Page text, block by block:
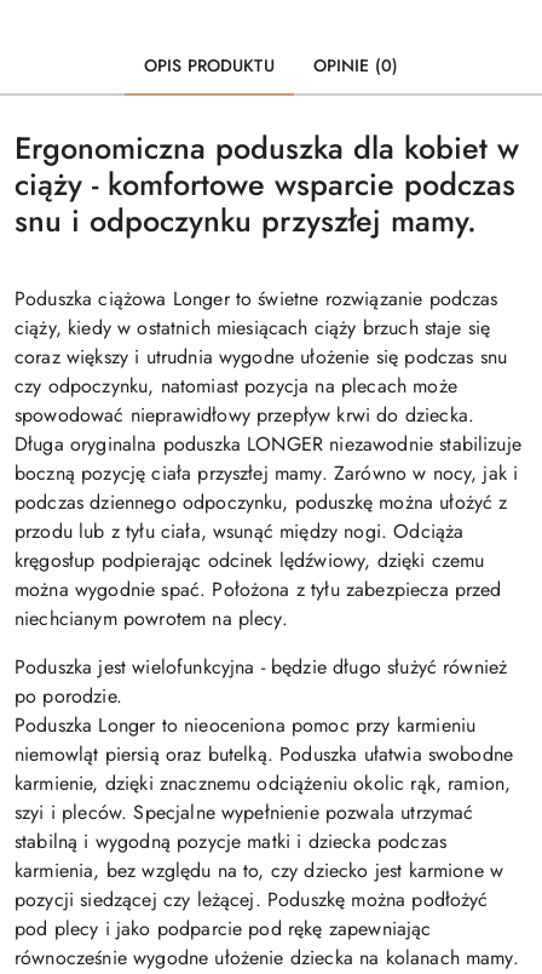
OPIS PRODUKTU OPINIE (0)
Ergonomiczna poduszka dla kobiet w
ciąży - komfortowe wsparcie podczas
snu i odpoczynku przyszłej mamy.
Poduszka ciążowa Longer to świetne rozwiązanie podczas
ciąży, kiedy w ostatnich miesiącach ciąży brzuch staje się
coraz większy i utrudnia wygodne ułożenie się podczas snu
czy odpoczynku, natomiast pozycja na plecach może
spowodować nieprawidłowy przepływ krwi do dziecka.
Długa oryginalna poduszka LONGER niezawodnie stabilizuje
boczną pozycję ciała przyszłej mamy. Zarówno w nocy, jak i
podczas dziennego odpoczynku, poduszkę można ułożyć z
przodu lub z tyłu ciała, wsunąć między nogi. Odciąża
kręgosłup podpierając odcinek lędźwiowy, dzięki czemu
można wygodnie spać. Położona z tyłu zabezpiecza przed
niechcianym powrotem na plecy.
Poduszka jest wielofunkcyjna - będzie długo służyć również
po porodzie.
Poduszka Longer to nieoceniona pomoc przy karmieniu
niemowląt piersią oraz butelką. Poduszka ułatwia swobodne
karmienie, dzięki znacznemu odciążeniu okolic rąk, ramion,
szyi i pleców. Specjalne wypełnienie pozwala utrzymać
stabilną i wygodną pozycje matki i dziecka podczas
karmienia, bez względu na to, czy dziecko jest karmione w
pozycji siedzącej czy leżącej. Poduszkę można podłożyć
pod plecy i jako podparcie pod rękę zapewniając
równocześnie wygodne ułożenie dziecka na kolanach mamy.